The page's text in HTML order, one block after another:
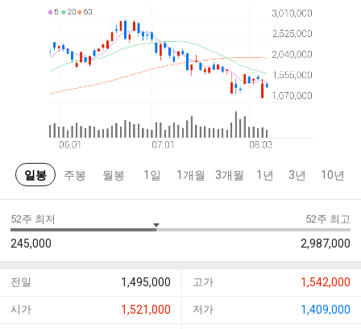
일봉 주봉 월봉 1일 1개월 3개월 1년 3년 10년
52주 최저
245,000
52주 최고
2,987,000
전일 1,495,000 고가 1,542,000
시가 1,521,000 저가 1,409,000